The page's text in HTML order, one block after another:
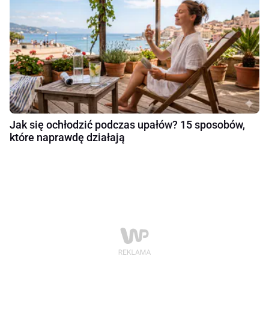
Jak się ochłodzić podczas upałów? 15 sposobów,
które naprawdę działają